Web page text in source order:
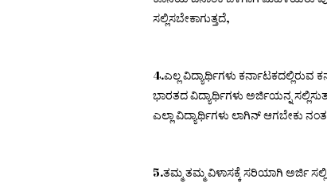
ಸಲ್ಲಿಸಬೇಕಾಗುತ್ತದೆ,
4.ಎಲ್ಲ ವಿದ್ಯಾರ್ಥಿಗಳು
ಭಾರತದ ವಿದ್ಯಾರ್ಥಿಗಳು ಅರ್ಜಿಯನ್ನ
ಎಲ್ಲಾ ವಿದ್ಯಾರ್ಥಿಗಳು ಲಾಗಿನ್ ಆಗಬೇಕು
5.ತಮ್ಮ ತಮ್ಮ ವಿಳಾಸಕ್ಕೆ ಸರಿಯಾಗಿ ಅರ್ಜಿ